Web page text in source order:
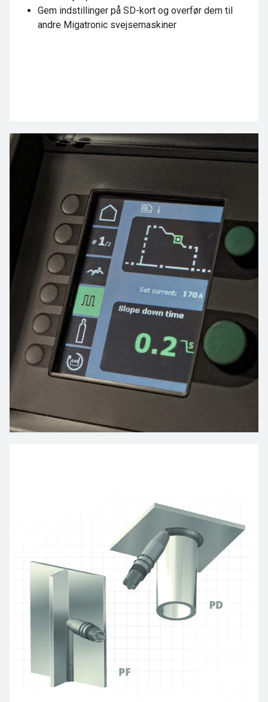
Gem indstillinger på SD-kort og overfør dem til
andre Migatronic svejsemaskiner